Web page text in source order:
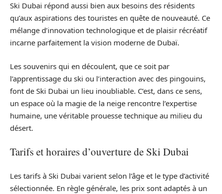
Ski Dubai répond aussi bien aux besoins des résidents
qu’aux aspirations des touristes en quête de nouveauté. Ce
mélange d’innovation technologique et de plaisir récréatif
incarne parfaitement la vision moderne de Dubaï.
Les souvenirs qui en découlent, que ce soit par
l’apprentissage du ski ou l’interaction avec des pingouins,
font de Ski Dubai un lieu inoubliable. C’est, dans ce sens,
un espace où la magie de la neige rencontre l’expertise
humaine, une véritable prouesse technique au milieu du
désert.
Tarifs et horaires d’ouverture de Ski Dubai
Les tarifs à Ski Dubai varient selon l’âge et le type d’activité
sélectionnée. En règle générale, les prix sont adaptés à un